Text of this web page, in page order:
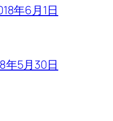
年6月1日
年5月30日